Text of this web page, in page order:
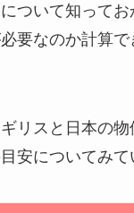
ついて知ってお
要なのか計算
リスと日本の
安についてみて